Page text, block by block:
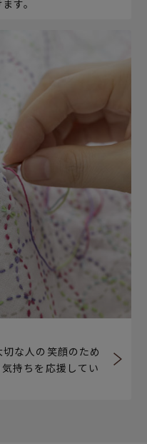
す。
な人の笑顔のため
持ちを応援してい